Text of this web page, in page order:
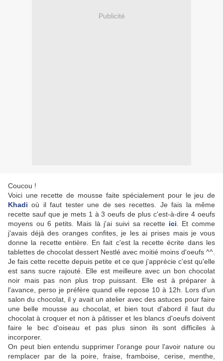
Publicité
Coucou !
Voici une recette de mousse faite spécialement pour le jeu de
Khadi où il faut tester une de ses recettes. Je fais la même
recette sauf que je mets 1 à 3 oeufs de plus c'est-à-dire 4 oeufs
moyens ou 6 petits. Mais là j'ai suivi sa recette ici . Et comme
j'avais déjà des oranges confites, je les ai prises mais je vous
donne la recette entière. En fait c'est la recette écrite dans les
tablettes de chocolat dessert Nestlé avec moitié moins d'oeufs ^^.
Je fais cette recette depuis petite et ce que j'apprécie c'est qu'elle
est sans sucre rajouté. Elle est meilleure avec un bon chocolat
noir mais pas non plus trop puissant. Elle est à préparer à
l'avance, perso je préfère quand elle repose 10 à 12h. Lors d'un
salon du chocolat, il y avait un atelier avec des astuces pour faire
une belle mousse au chocolat, et bien tout d'abord il faut du
chocolat à croquer et non à pâtisser et les blancs d'oeufs doivent
faire le bec d'oiseau et pas plus sinon ils sont difficiles à
incorporer.
On peut bien entendu supprimer l'orange pour l'avoir nature ou
remplacer par de la poire, fraise, framboise, cerise, menthe,